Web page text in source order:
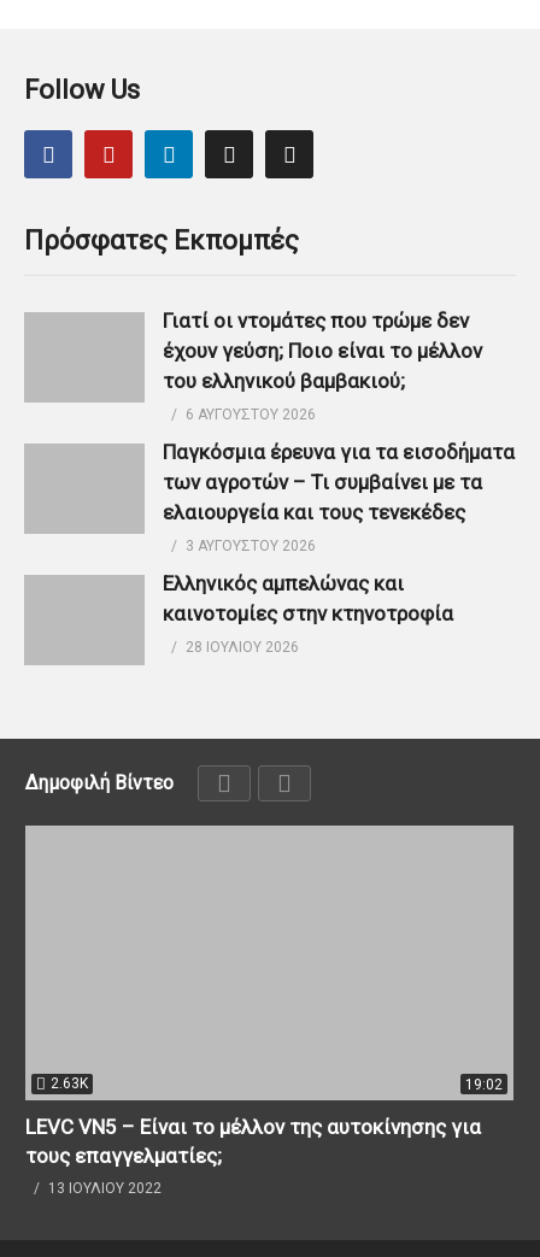
Follow Us
Πρόσφατες Εκπομπές
Γιατί οι ντομάτες που τρώμε δεν
έχουν γεύση; Ποιο είναι το μέλλον
του ελληνικού βαμβακιού;
6 ΑΥΓΟΎΣΤΟΥ 2026
Παγκόσμια έρευνα για τα εισοδήματα
των αγροτών – Τι συμβαίνει με τα
ελαιουργεία και τους τενεκέδες
3 ΑΥΓΟΎΣΤΟΥ 2026
Ελληνικός αμπελώνας και
καινοτομίες στην κτηνοτροφία
28 ΙΟΥΛΊΟΥ 2026
Δημοφιλή Βίντεο
2.63K 19:02
LEVC VN5 – Είναι το μέλλον της αυτοκίνησης για
τους επαγγελματίες;
13 ΙΟΥΛΊΟΥ 2022